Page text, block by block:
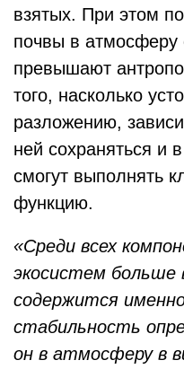
взятых. При этом
почвы в атмосферу
превышают
того, насколько
разложению,
ней сохраняться и
смогут выполнять
функцию.
«Среди всех
экосистем больше
содержится
стабильность
он в атмосферу в